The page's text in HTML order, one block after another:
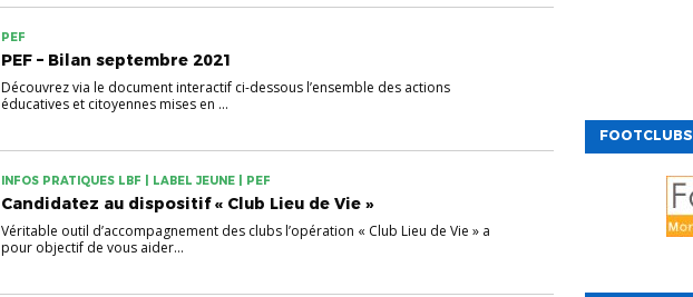
PEF
PEF – Bilan septembre 2021
Découvrez via le document interactif ci-dessous l’ensemble des actions
éducatives et citoyennes mises en ...
INFOS PRATIQUES LBF | LABEL JEUNE | PEF
Candidatez au dispositif « Club Lieu de Vie »
Véritable outil d’accompagnement des clubs l’opération « Club Lieu de Vie » a
pour objectif de vous aider...
FOOTCLUBS